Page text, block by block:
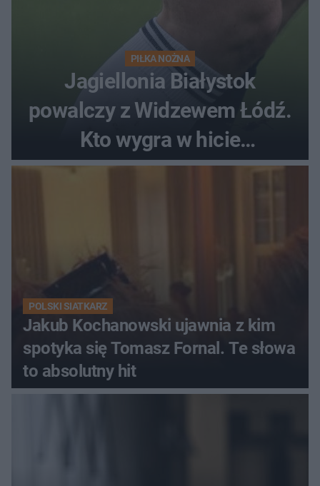
PIŁKA NOŻNA
Jagiellonia Białystok
powalczy z Widzewem Łódź.
Kto wygra w hicie
Ekstraklasy?
POLSKI SIATKARZ
Jakub Kochanowski ujawnia z kim
spotyka się Tomasz Fornal. Te słowa
to absolutny hit